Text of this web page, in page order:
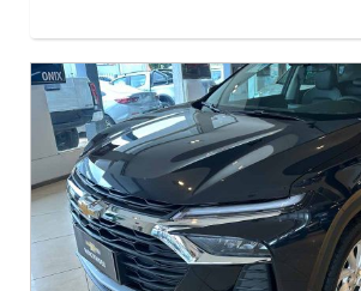
+598 91 372 694